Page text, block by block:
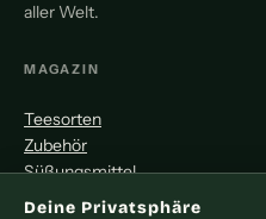
aller Welt.
MAGAZIN
Teesorten
Zubehör
Süßungsmittel
Deine Privatsphäre